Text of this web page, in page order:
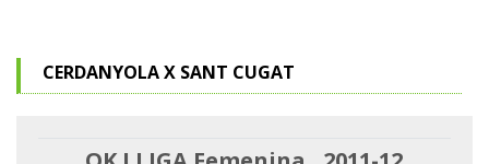
CERDANYOLA X SANT CUGAT